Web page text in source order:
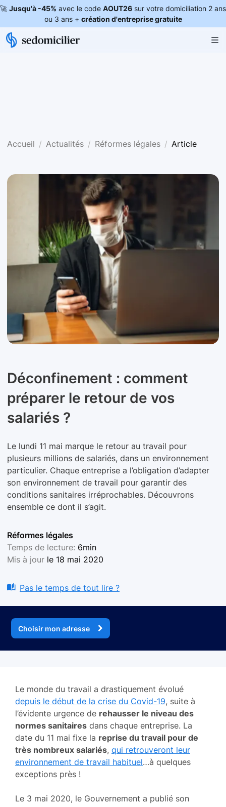
🚀 Jusqu'à -45% avec le code AOUT26 sur votre domiciliation 2 ans
ou 3 ans + création d'entreprise gratuite
Accueil Actualités Réformes légales Article
Déconfinement : comment
préparer le retour de vos
salariés ?
Le lundi 11 mai marque le retour au travail pour
plusieurs millions de salariés, dans un environnement
particulier. Chaque entreprise a l’obligation d’adapter
son environnement de travail pour garantir des
conditions sanitaires irréprochables. Découvrons
ensemble ce dont il s’agit.
Réformes légales
Temps de lecture: 6min
Mis à jour le 18 mai 2020
Pas le temps de tout lire ?
Choisir mon adresse
Le monde du travail a drastiquement évolué
depuis le début de la crise du Covid-19, suite à
l’évidente urgence de rehausser le niveau des
normes sanitaires dans chaque entreprise. La
date du 11 mai fixe la reprise du travail pour de
très nombreux salariés, qui retrouveront leur
environnement de travail habituel…à quelques
exceptions près !
Le 3 mai 2020, le Gouvernement a publié son